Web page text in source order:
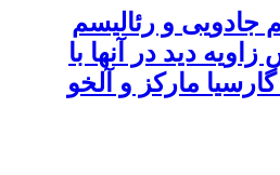
جادویی و رئالیسم
دید در آنها با
مارکز و آلخو